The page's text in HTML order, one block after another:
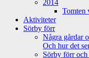
2014
Tomten
Aktiviteter
Sörby förr
Några gårdar
Och hur det
Sörby förr